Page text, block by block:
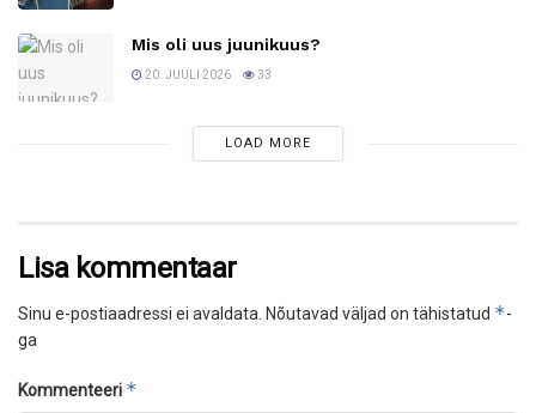
Mis oli uus juunikuus?
20. JUULI 2026 33
LOAD MORE
Lisa kommentaar
Sinu e-postiaadressi ei avaldata. Nõutavad väljad on tähistatud *-
ga
Kommenteeri *